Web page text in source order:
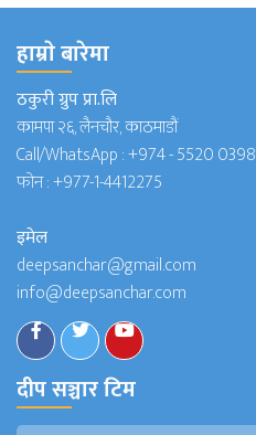
हाम्राे बारेमा
ठकुरी ग्रुप प्रा.लि
कामपा २६, लैनचौर, काठमाडौं
Call/WhatsApp :+974 - 5520 0398
फोन :+977-1-4412275
इमेल
deepsanchar@gmail.com
info@deepsanchar.com
दीप सञ्चार टिम